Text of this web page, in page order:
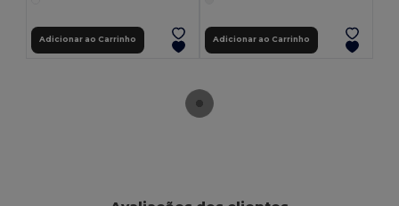
Adicionar ao Carrinho Adicionar ao Carrinho